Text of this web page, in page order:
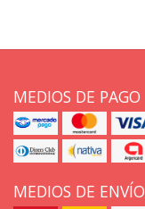
MEDIOS DE PAGO
MEDIOS DE ENVÍO